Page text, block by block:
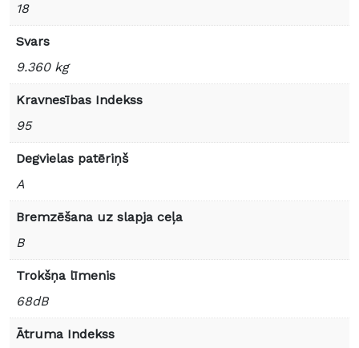
18
Svars
9.360 kg
Kravnesības Indekss
95
Degvielas patēriņš
A
Bremzēšana uz slapja ceļa
B
Trokšņa līmenis
68dB
Ātruma Indekss